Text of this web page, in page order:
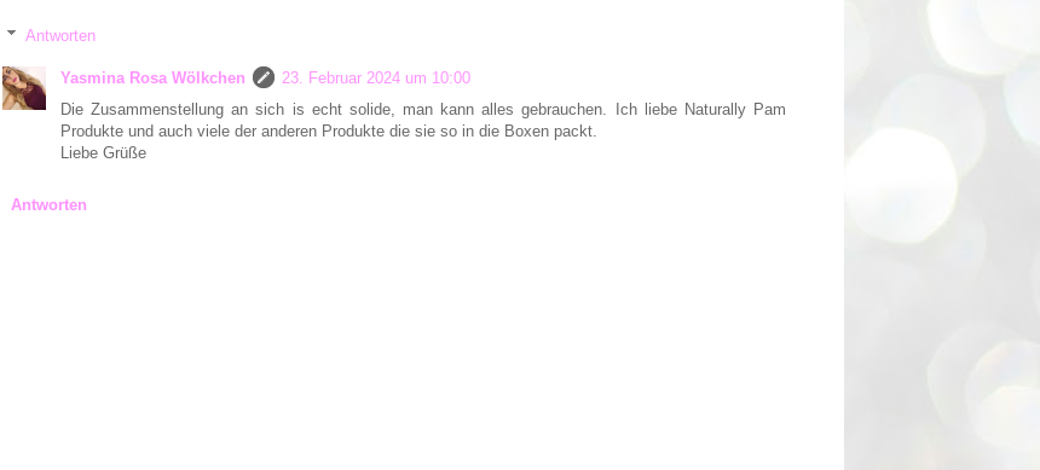
Antworten
Yasmina Rosa Wölkchen
23. Februar 2024 um 10:00
Die Zusammenstellung an sich is echt solide, man kann alles gebrauchen. Ich liebe Naturally Pam
Produkte und auch viele der anderen Produkte die sie so in die Boxen packt.
Liebe Grüße
Antworten